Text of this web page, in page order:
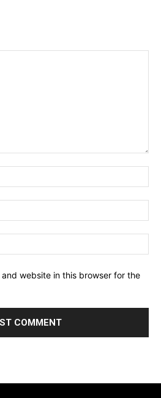
and website in this browser for the